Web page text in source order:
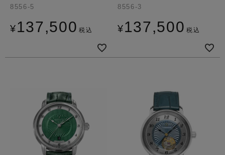
8556-5
¥137,500 税込
8556-3
¥137,500 税込